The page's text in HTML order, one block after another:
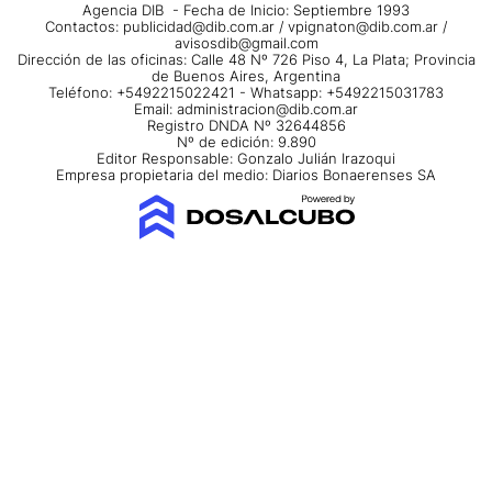
Agencia DIB - Fecha de Inicio: Septiembre 1993
Contactos: publicidad@dib.com.ar / vpignaton@dib.com.ar /
avisosdib@gmail.com
Dirección de las oficinas: Calle 48 Nº 726 Piso 4, La Plata; Provincia
de Buenos Aires, Argentina
Teléfono: +5492215022421 - Whatsapp: +5492215031783
Email: administracion@dib.com.ar
Registro DNDA Nº 32644856
Nº de edición: 9.890
Editor Responsable: Gonzalo Julián Irazoqui
Empresa propietaria del medio: Diarios Bonaerenses SA